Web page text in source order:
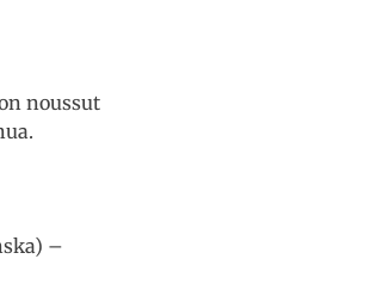
noussut
–